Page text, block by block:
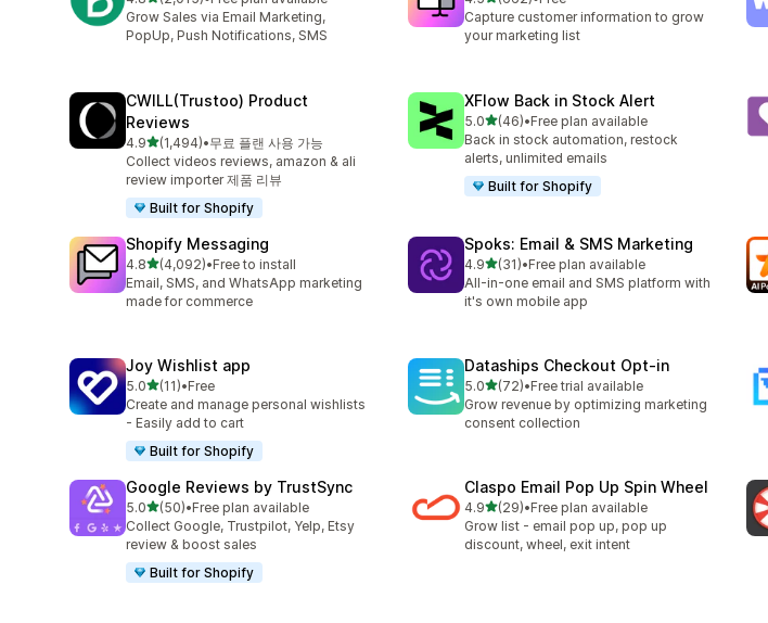
총 리뷰 2015개
Grow Sales via Email Marketing,
PopUp, Push Notifications, SMS
총 리뷰 662개
Capture customer information to grow
your marketing list
CWILL(Trustoo) Product
Reviews
4.9별 5개 중
(1,494)
총 리뷰 1494개
•무료 플랜 사용 가능
Collect videos reviews, amazon & ali
review importer 제품 리뷰
Built for Shopify
XFlow Back in Stock Alert
5.0별 5개 중
(46)
총 리뷰 46개
•Free plan available
Back in stock automation, restock
alerts, unlimited emails
Built for Shopify
Shopify Messaging
4.8별 5개 중
(4,092)
총 리뷰 4092개
•Free to install
Email, SMS, and WhatsApp marketing
made for commerce
Spoks: Email & SMS Marketing
4.9별 5개 중
(31)
총 리뷰 31개
•Free plan available
All-in-one email and SMS platform with
it's own mobile app
Joy Wishlist app
5.0별 5개 중
(11)
총 리뷰 11개
•Free
Create and manage personal wishlists
- Easily add to cart
Built for Shopify
Dataships Checkout Opt‑in
5.0별 5개 중
(72)
총 리뷰 72개
•Free trial available
Grow revenue by optimizing marketing
consent collection
Google Reviews by TrustSync
5.0별 5개 중
(50)
총 리뷰 50개
•Free plan available
Collect Google, Trustpilot, Yelp, Etsy
review & boost sales
Built for Shopify
Claspo Email Pop Up Spin Wheel
4.9별 5개 중
(29)
총 리뷰 29개
•Free plan available
Grow list - email pop up, pop up
discount, wheel, exit intent